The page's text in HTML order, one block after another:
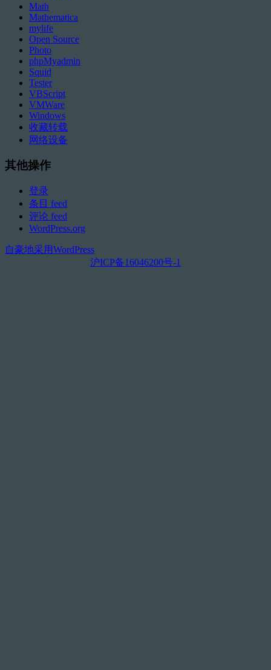
Math
Mathematica
mylife
Open Source
Photo
phpMyadmin
Squid
Tester
VBScript
VMWare
Windows
收藏转载
网络设备
其他操作
登录
条目 feed
评论 feed
WordPress.org
自豪地采用WordPress
沪ICP备16046200号-1